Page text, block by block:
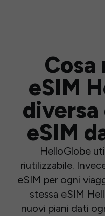
Cosa
eSIM
eSIM
HelloGlobe
riutilizzabile.
eSIM per ogni
stessa eSIM
nuovi piani dati